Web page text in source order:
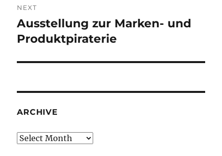
NEXT
Next
post:
Ausstellung zur Marken- und
Produktpiraterie
ARCHIVE
Archive